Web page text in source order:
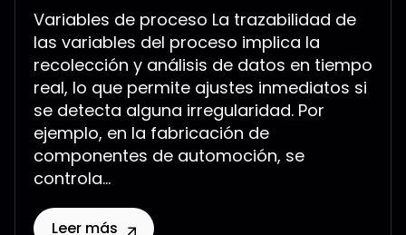
Variables de proceso La trazabilidad de
las variables del proceso implica la
recolección y análisis de datos en tiempo
real, lo que permite ajustes inmediatos si
se detecta alguna irregularidad. Por
ejemplo, en la fabricación de
componentes de automoción, se
controla...
Leer más